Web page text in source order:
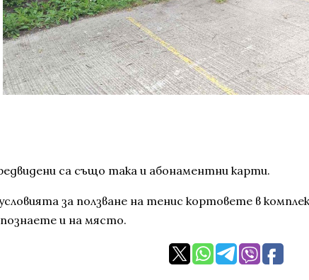
са също така и абонаментни карти.
за ползване на тенис кортовете в
и на място.